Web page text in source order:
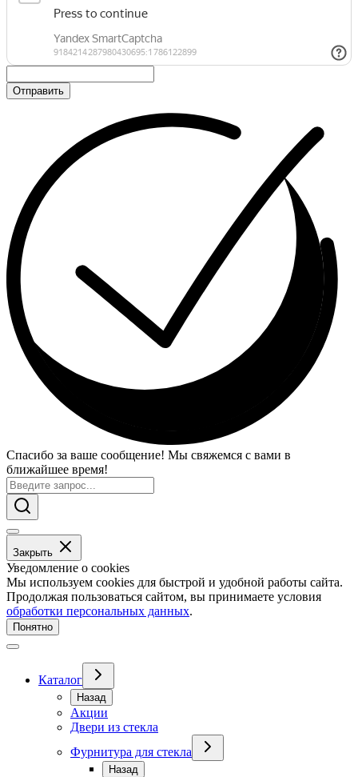
Отправить
Спасибо за ваше сообщение! Мы свяжемся с вами в
ближайшее время!
Закрыть
Уведомление о cookies
Мы используем cookies для быстрой и удобной работы сайта.
Продолжая пользоваться сайтом, вы принимаете условия
обработки персональных данных.
Понятно
Каталог
Назад
Акции
Двери из стекла
Фурнитура для стекла
Назад